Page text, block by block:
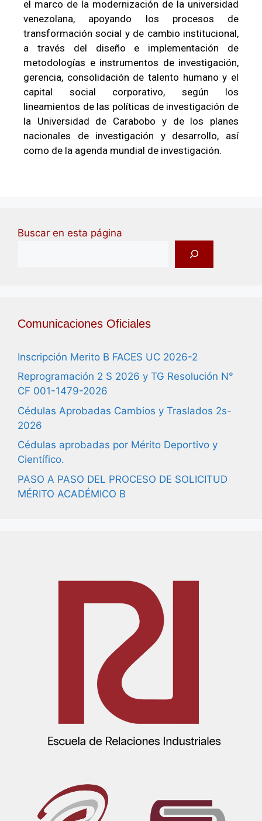
el marco de la modernización de la universidad
venezolana, apoyando los procesos de
transformación social y de cambio institucional,
a través del diseño e implementación de
metodologías e instrumentos de investigación,
gerencia, consolidación de talento humano y el
capital social corporativo, según los
lineamientos de las políticas de investigación de
la Universidad de Carabobo y de los planes
nacionales de investigación y desarrollo, así
como de la agenda mundial de investigación.
Buscar en esta página
Comunicaciones Oficiales
Inscripción Merito B FACES UC 2026-2
Reprogramación 2 S 2026 y TG Resolución N°
CF 001-1479-2026
Cédulas Aprobadas Cambios y Traslados 2s-
2026
Cédulas aprobadas por Mérito Deportivo y
Científico.
PASO A PASO DEL PROCESO DE SOLICITUD
MÉRITO ACADÉMICO B